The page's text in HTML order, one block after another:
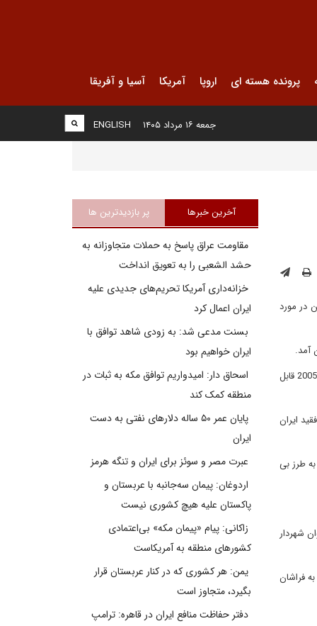
پرونده هسته ای اروپا آمریکا آسیا و آفریقا
ENGLISH جمعه ۱۶ مرداد ۱۴۰۵
در مورد
آمد.
در حالیکه مدیریت ایران به رئیس جمهور جدیدی منتقل می شود، نگاهی به 8 سال پرهیاهوی ریاست جمهوری احمدی نژاد از افول تا ظهورش در سال 2005 قابل
ایران
طرز بی
شهردار
فراشان
آخرین خبرها پر بازدیدترین ها
مقاومت عراق پاسخ به حملات متجاوزانه به
حشد الشعبی را به تعویق انداخت
خزانه‌داری آمریکا تحریم‌های جدیدی علیه
ایران اعمال کرد
بسنت مدعی شد: به زودی شاهد توافق با
ایران خواهیم بود
اسحاق دار: امیدواریم توافق مکه به ثبات در
منطقه کمک کند
پایان عمر ۵۰ ساله دلارهای نفتی به دست
ایران
عبرت مصر و سوئز برای ایران و تنگه هرمز
اردوغان: پیمان سه‌جانبه با عربستان و
پاکستان علیه هیچ کشوری نیست
زاکانی: پیام «پیمان مکه» بی‌اعتمادی
کشورهای منطقه به آمریکاست
یمن: هر کشوری که در کنار عربستان قرار
بگیرد، متجاوز است
دفتر حفاظت منافع ایران در قاهره: ترامپ